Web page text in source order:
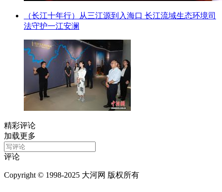
（长江十年行）从三江源到入海口 长江流域生态环境司
法守护一江安澜
精彩评论
加载更多
评论
Copyright © 1998-2025 大河网 版权所有